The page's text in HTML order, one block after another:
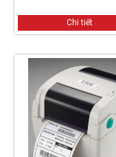
Chi tiết